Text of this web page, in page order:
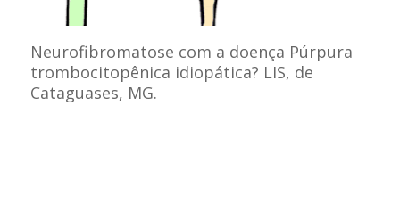
Neurofibromatose com a doença Púrpura
trombocitopênica idiopática? LIS, de
Cataguases, MG.